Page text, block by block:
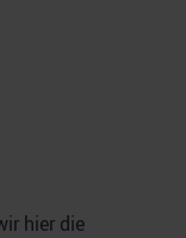
hier die